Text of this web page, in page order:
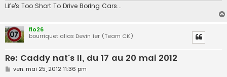
Life's Too Short To Drive Boring Cars...
flo26
bourriquet alias Devin 1er (Team CK)
Re: Caddy nat's II, du 17 au 20 mai 2012
M
ven. mai 25, 2012 11:36 pm